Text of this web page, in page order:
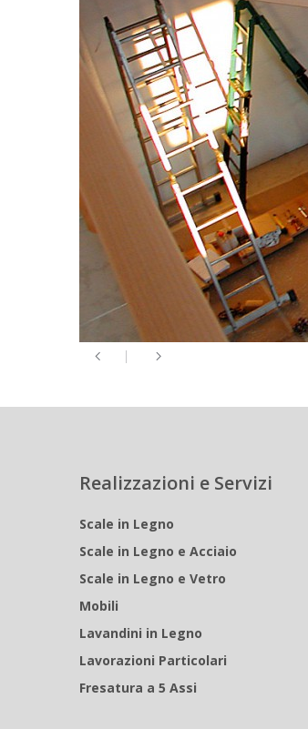
Realizzazioni e Servizi
Scale in Legno
Scale in Legno e Acciaio
Scale in Legno e Vetro
Mobili
Lavandini in Legno
Lavorazioni Particolari
Fresatura a 5 Assi